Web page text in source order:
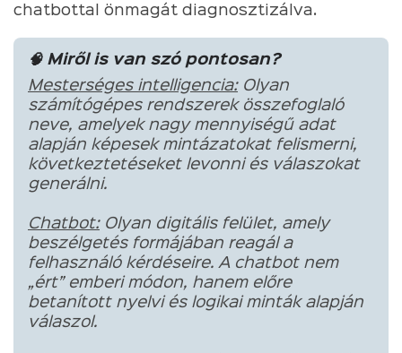
chatbottal önmagát diagnosztizálva.
🧠 Miről is van szó pontosan?
Mesterséges intelligencia:Olyan
számítógépes rendszerek összefoglaló
neve, amelyek nagy mennyiségű adat
alapján képesek mintázatokat felismerni,
következtetéseket levonni és válaszokat
generálni.
Chatbot:Olyan digitális felület, amely
beszélgetés formájában reagál a
felhasználó kérdéseire. A chatbot nem
„ért” emberi módon, hanem előre
betanított nyelvi és logikai minták alapján
válaszol.